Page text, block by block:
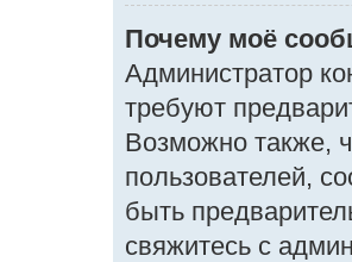
Почему моё
Администратор
требуют
Возможно также,
пользователей,
быть
свяжитесь с